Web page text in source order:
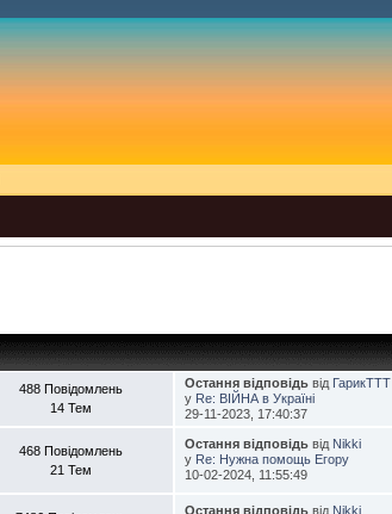
488 Повідомлень
14 Тем
Остання відповідьвід ГарикTTT
у Re: ВІЙНА в Україні
29-11-2023, 17:40:37
468 Повідомлень
21 Тем
Остання відповідьвід Nikki
у Re: Нужна помощь Егору
10-02-2024, 11:55:49
Остання відповідьвід Nikki